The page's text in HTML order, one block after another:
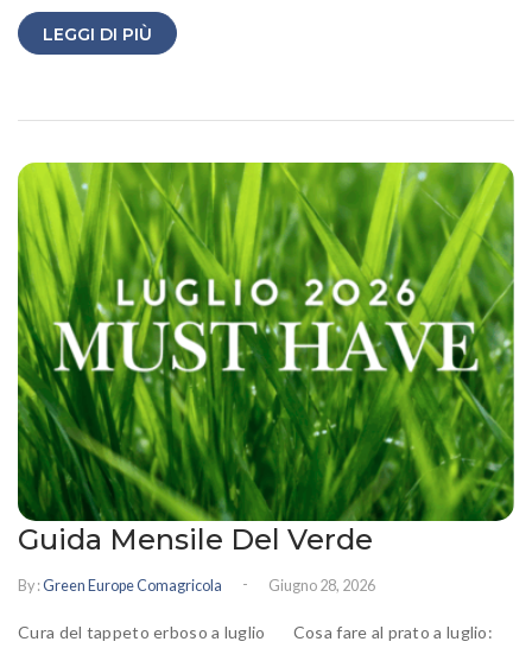
LEGGI DI PIÙ
Guida Mensile Del Verde
By : Green Europe Comagricola - Giugno 28, 2026
Cura del tappeto erboso a luglio Cosa fare al prato a luglio: